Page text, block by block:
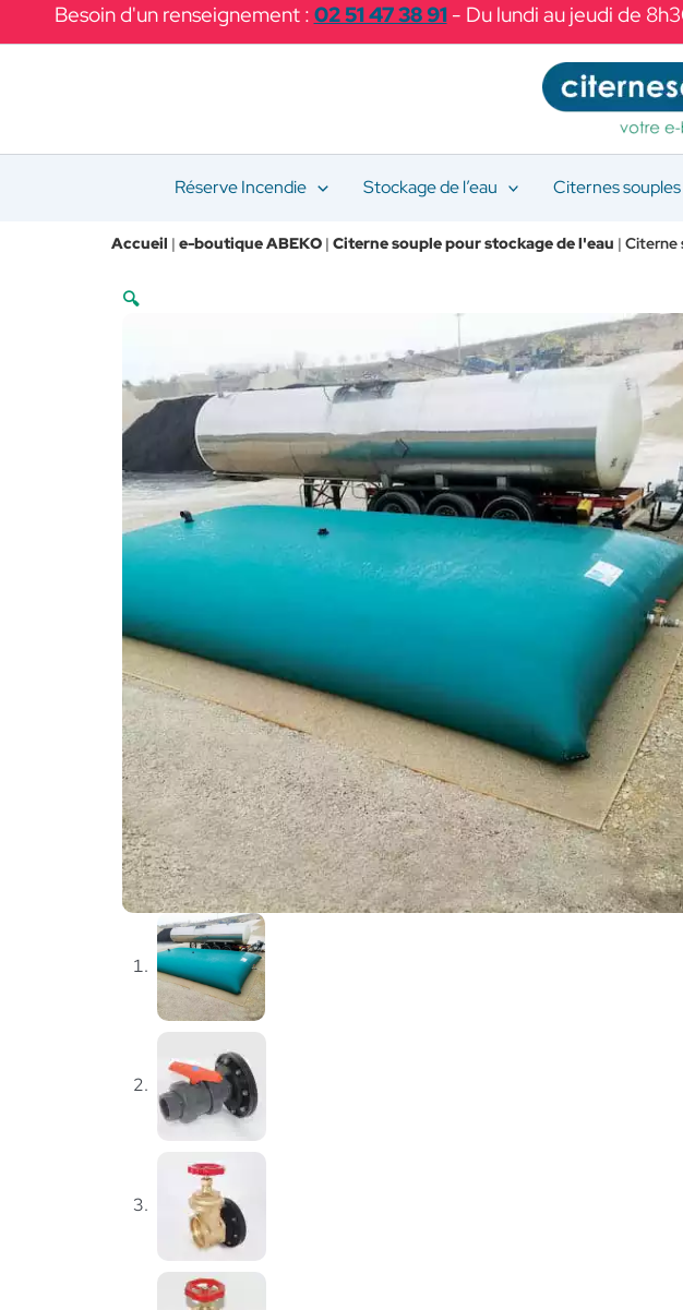
Besoin d'un renseignement : 02 51 47 38 91- Du lundi au jeudi de
Réserve Incendie Stockage de l’eau Citernes
Accueil | e-boutique ABEKO | Citerne souple pour stockage de l'eau | Citerne
🔍